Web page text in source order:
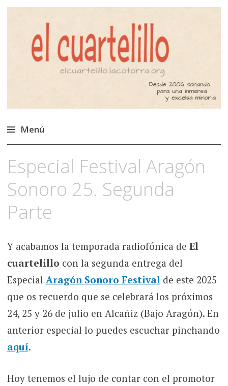
El Cuartelillo
Programa de radio de música
independiente. Podcast
Menú
al
contenido
Especial Festival Aragón
Sonoro 25. Segunda
Parte
Y acabamos la temporada radiofónica de El
cuartelillo con la segunda entrega del
Especial Aragón Sonoro Festivalde este 2025
que os recuerdo que se celebrará los próximos
24, 25 y 26 de julio en Alcañiz (Bajo Aragón). En
anterior especial lo puedes escuchar pinchando
aquí.
Hoy tenemos el lujo de contar con el promotor